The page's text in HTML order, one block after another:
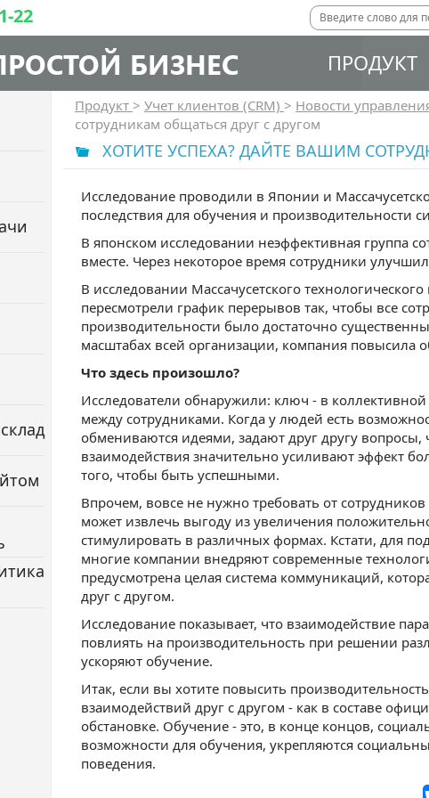
22
БИЗНЕС ПРОДУКТ
Продукт > Учет клиентов (CRM) > Новости
сотрудникам общаться друг с другом
ХОТИТЕ УСПЕХА? ДАЙТЕ ВАШИМ
Исследование проводили в Японии и
последствия для обучения и производительности
В японском исследовании неэффективная группа
вместе. Через некоторое время сотрудники
В исследовании Массачусетского
пересмотрели график перерывов так, чтобы все
производительности было достаточно
масштабах всей организации, компания
Что здесь произошло?
Исследователи обнаружили: ключ - в
между сотрудниками. Когда у людей есть
обмениваются идеями, задают друг другу
взаимодействия значительно усиливают эффект
того, чтобы быть успешными.
Впрочем, вовсе не нужно требовать от
может извлечь выгоду из увеличения
стимулировать в различных формах. Кстати, для
многие компании внедряют современные
предусмотрена целая система коммуникаций,
друг с другом.
Исследование показывает, что взаимодействие
повлиять на производительность при решении
ускоряют обучение.
Итак, если вы хотите повысить
взаимодействий друг с другом - как в составе
обстановке. Обучение - это, в конце концов,
возможности для обучения, укрепляются
поведения.